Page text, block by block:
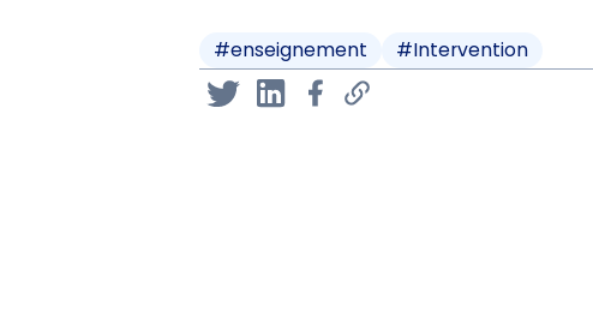
#enseignement #Intervention